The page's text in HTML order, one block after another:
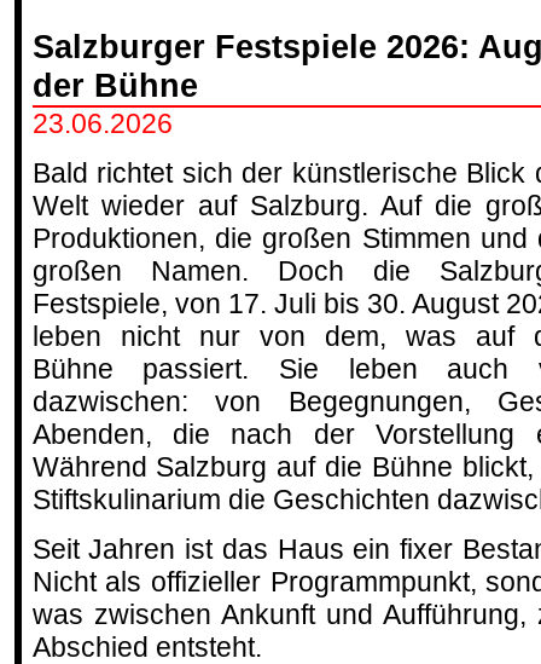
Salzburger Festspiele 2026:
der Bühne
23.06.2026
Bald richtet sich der künstlerische Blick
Welt wieder auf Salzburg. Auf die
Produktionen, die großen Stimmen und
großen Namen. Doch die
Festspiele, von 17. Juli bis 30. August
leben nicht nur von dem, was auf
Bühne passiert. Sie leben auch
dazwischen: von Begegnungen,
Abenden, die nach der Vorstellung
Während Salzburg auf die Bühne
Stiftskulinarium die Geschichten
Seit Jahren ist das Haus ein fixer
Nicht als offizieller Programmpunkt,
was zwischen Ankunft und
Abschied entsteht.